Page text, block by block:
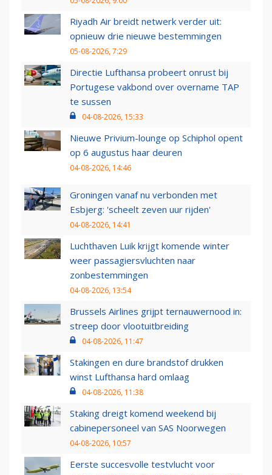
Riyadh Air breidt netwerk verder uit:
opnieuw drie nieuwe bestemmingen
05-08-2026, 7:29
Directie Lufthansa probeert onrust bij
Portugese vakbond over overname TAP
te sussen
04-08-2026, 15:33
Nieuwe Privium-lounge op Schiphol opent
op 6 augustus haar deuren
04-08-2026, 14:46
Groningen vanaf nu verbonden met
Esbjerg: 'scheelt zeven uur rijden'
04-08-2026, 14:41
Luchthaven Luik krijgt komende winter
weer passagiersvluchten naar
zonbestemmingen
04-08-2026, 13:54
Brussels Airlines grijpt ternauwernood in:
streep door vlootuitbreiding
04-08-2026, 11:47
Stakingen en dure brandstof drukken
winst Lufthansa hard omlaag
04-08-2026, 11:38
Staking dreigt komend weekend bij
cabinepersoneel van SAS Noorwegen
04-08-2026, 10:57
Eerste succesvolle testvlucht voor